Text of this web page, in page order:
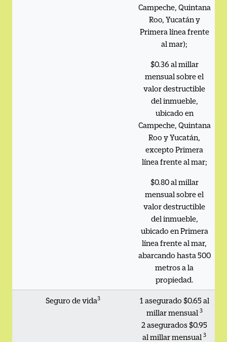
Campeche, Quintana
Roo, Yucatán y
Primera línea frente
al mar);
$0.36 al millar
mensual sobre el
valor destructible
del inmueble,
ubicado en
Campeche, Quintana
Roo y Yucatán,
excepto Primera
línea frente al mar;
$0.80 al millar
mensual sobre el
valor destructible
del inmueble,
ubicado en Primera
línea frente al mar,
abarcando hasta 500
metros a la
propiedad.
Seguro de vida3
1 asegurado $0.65 al
millar mensual 3
2 asegurados $0.95
al millar mensual 3